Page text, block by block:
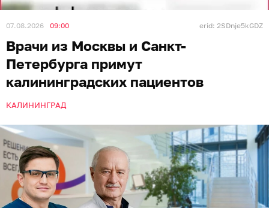
07.08.2026 09:00 erid: 2SDnje5kGDZ
Врачи из Москвы и Санкт-
Петербурга примут
калининградских пациентов
КАЛИНИНГРАД